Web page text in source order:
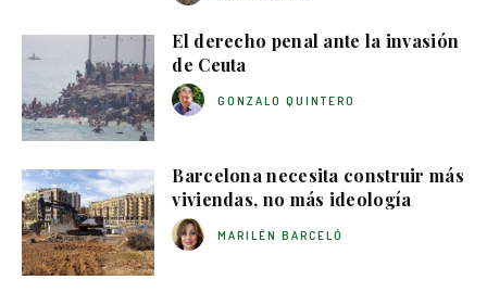
El derecho penal ante la invasión
de Ceuta
GONZALO QUINTERO
Barcelona necesita construir más
viviendas, no más ideología
MARILÉN BARCELÓ